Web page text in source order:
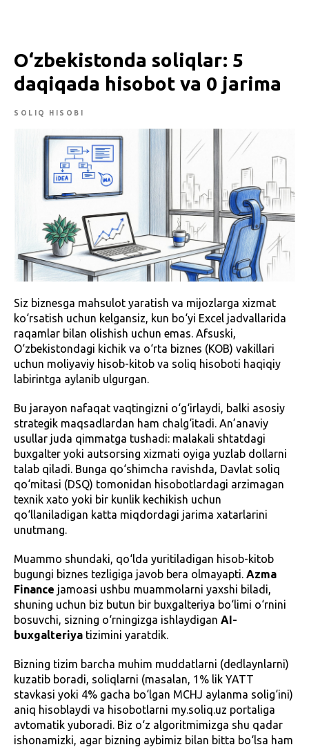
O‘zbekistonda soliqlar: 5
daqiqada hisobot va 0 jarima
SOLIQ HISOBI
Siz biznesga mahsulot yaratish va mijozlarga xizmat
ko‘rsatish uchun kelgansiz, kun bo‘yi Excel jadvallarida
raqamlar bilan olishish uchun emas. Afsuski,
O‘zbekistondagi kichik va o‘rta biznes (KOB) vakillari
uchun moliyaviy hisob-kitob va soliq hisoboti haqiqiy
labirintga aylanib ulgurgan.
Bu jarayon nafaqat vaqtingizni o‘g‘irlaydi, balki asosiy
strategik maqsadlardan ham chalg‘itadi. An’anaviy
usullar juda qimmatga tushadi: malakali shtatdagi
buxgalter yoki autsorsing xizmati oyiga yuzlab dollarni
talab qiladi. Bunga qo‘shimcha ravishda, Davlat soliq
qo‘mitasi (DSQ) tomonidan hisobotlardagi arzimagan
texnik xato yoki bir kunlik kechikish uchun
qo‘llaniladigan katta miqdordagi jarima xatarlarini
unutmang.
Muammo shundaki, qo‘lda yuritiladigan hisob-kitob
bugungi biznes tezligiga javob bera olmayapti. Azma
Finance jamoasi ushbu muammolarni yaxshi biladi,
shuning uchun biz butun bir buxgalteriya bo‘limi o‘rnini
bosuvchi, sizning o‘rningizga ishlaydigan AI-
buxgalteriya tizimini yaratdik.
Bizning tizim barcha muhim muddatlarni (dedlaynlarni)
kuzatib boradi, soliqlarni (masalan, 1% lik YATT
stavkasi yoki 4% gacha bo‘lgan MCHJ aylanma solig‘ini)
aniq hisoblaydi va hisobotlarni my.soliq.uz portaliga
avtomatik yuboradi. Biz o‘z algoritmimizga shu qadar
ishonamizki, agar bizning aybimiz bilan bitta bo‘lsa ham